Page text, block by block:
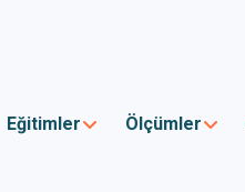
Eğitimler Ölçümler